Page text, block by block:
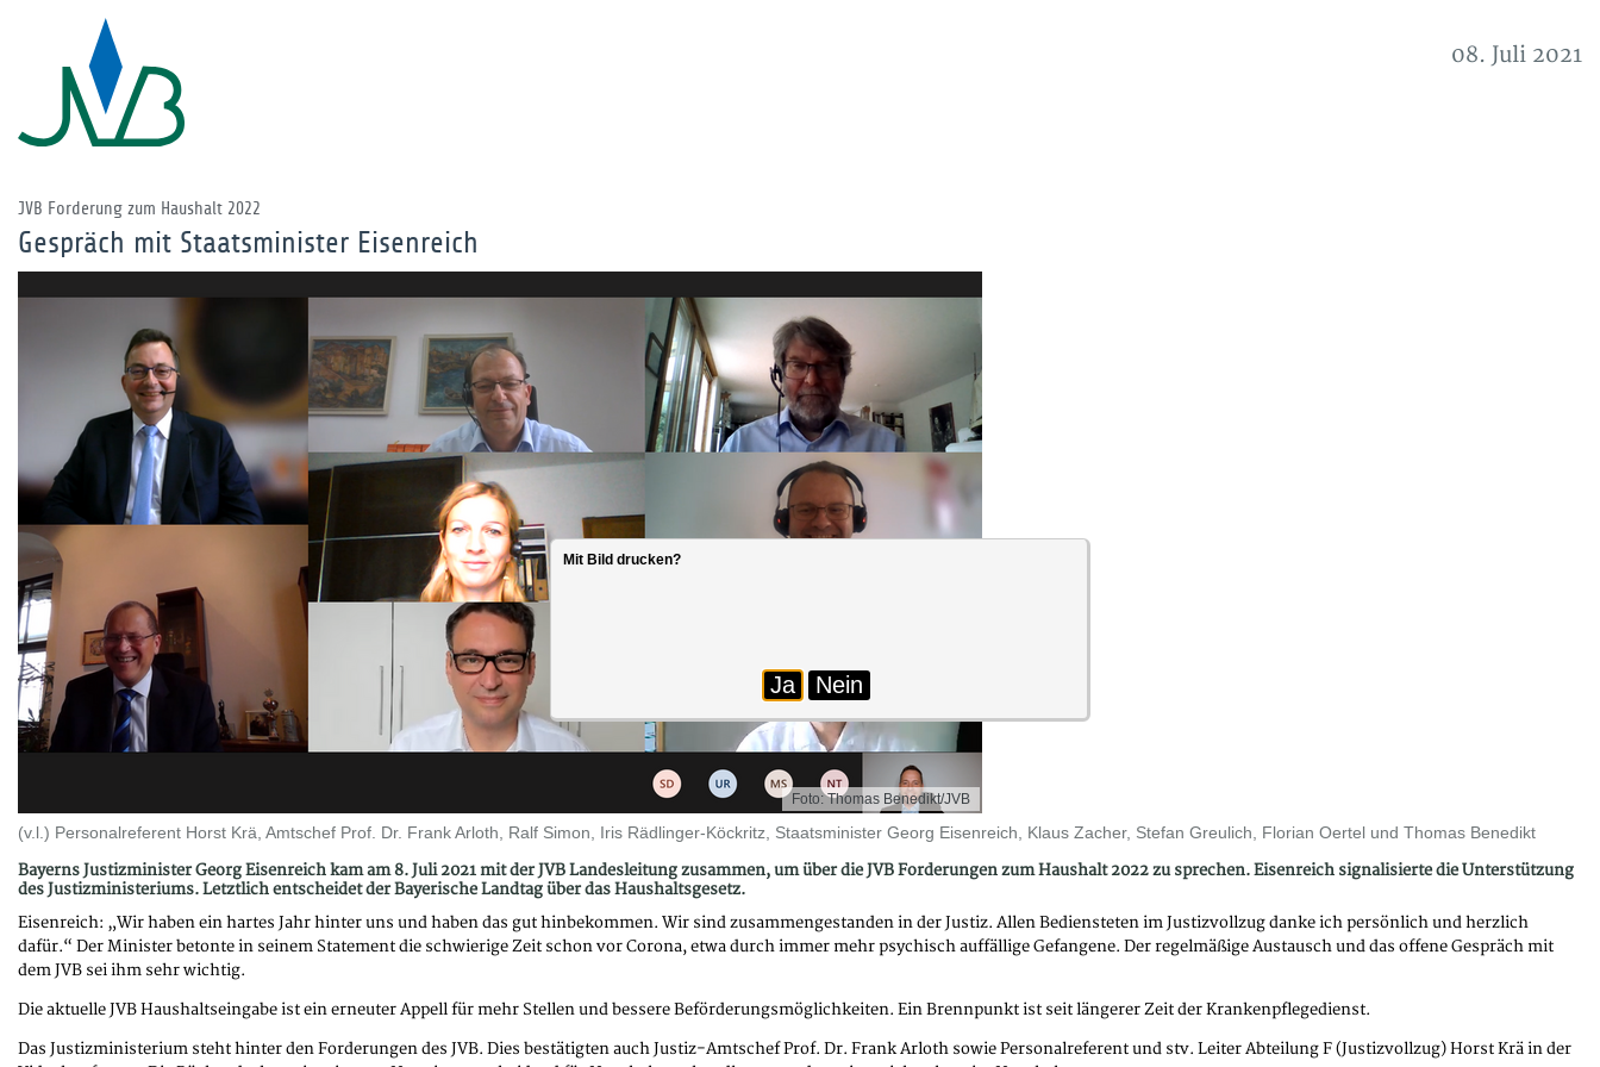
08. Juli 2021
JVB Forderung zum Haushalt 2022
Gespräch mit Staatsminister Eisenreich
Foto: Thomas Benedikt/JVB
(v.l.) Personalreferent Horst Krä, Amtschef Prof. Dr. Frank Arloth, Ralf Simon, Iris Rädlinger-Köckritz, Staatsminister Georg Eisenreich, Klaus Zacher, Stefan Greulich, Florian Oertel und Thomas Benedikt
Bayerns Justizminister Georg Eisenreich kam am 8. Juli 2021 mit der JVB Landesleitung zusammen, um über die JVB Forderungen zum Haushalt 2022 zu sprechen. Eisenreich signalisierte die Unterstützung
des Justizministeriums. Letztlich entscheidet der Bayerische Landtag über das Haushaltsgesetz.
Eisenreich: „Wir haben ein hartes Jahr hinter uns und haben das gut hinbekommen. Wir sind zusammengestanden in der Justiz. Allen Bediensteten im Justizvollzug danke ich persönlich und herzlich
dafür.“ Der Minister betonte in seinem Statement die schwierige Zeit schon vor Corona, etwa durch immer mehr psychisch auffällige Gefangene. Der regelmäßige Austausch und das offene Gespräch mit
dem JVB sei ihm sehr wichtig.
Die aktuelle JVB Haushaltseingabe ist ein erneuter Appell für mehr Stellen und bessere Beförderungsmöglichkeiten. Ein Brennpunkt ist seit längerer Zeit der Krankenpflegedienst.
Das Justizministerium steht hinter den Forderungen des JVB. Dies bestätigten auch Justiz-Amtschef Prof. Dr. Frank Arloth sowie Personalreferent und stv. Leiter Abteilung F (Justizvollzug) Horst Krä in der
Mit Bild drucken?
Ja Nein